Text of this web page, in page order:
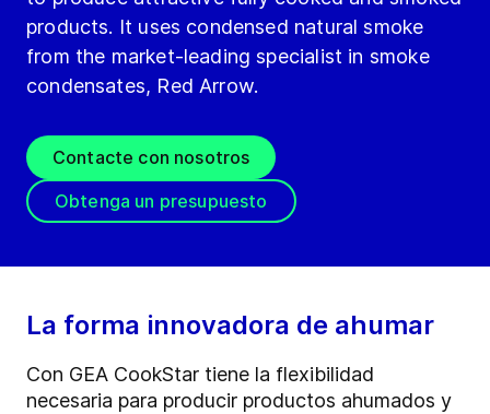
products. It uses condensed natural smoke
from the market-leading specialist in smoke
condensates, Red Arrow.
Contacte con nosotros
Obtenga un presupuesto
La forma innovadora de ahumar
Con GEA CookStar tiene la flexibilidad
necesaria para producir productos ahumados y